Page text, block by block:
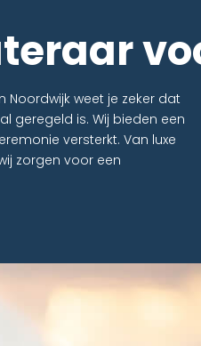
Noordwijk weet je zeker dat
geregeld is. Wij bieden een
versterkt. Van luxe
zorgen voor een